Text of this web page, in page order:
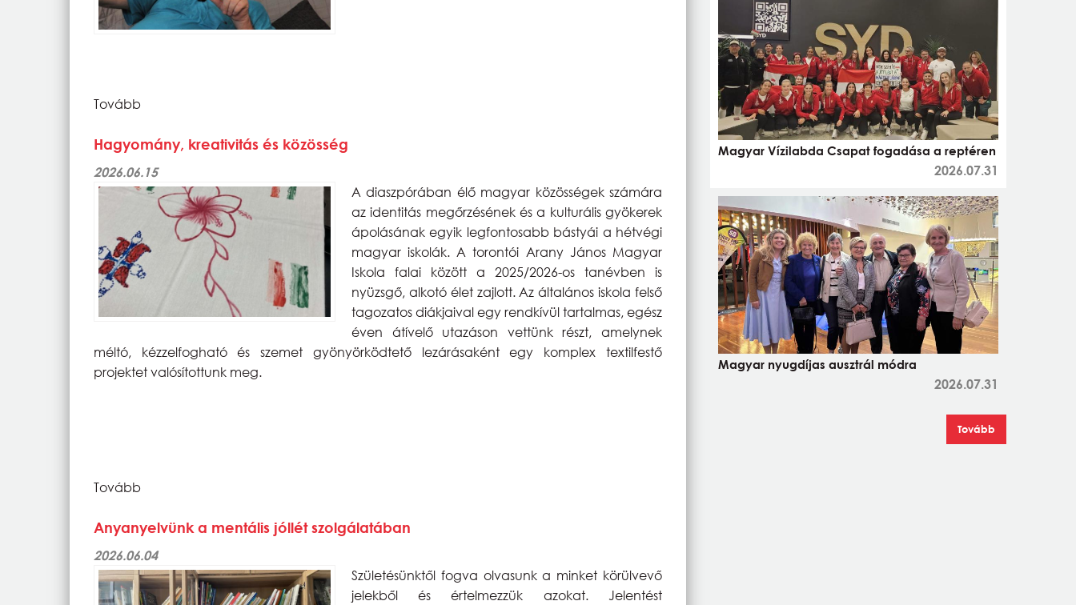
Tovább
Hagyomány, kreativitás és közösség
2026.06.15
A diaszpórában élő magyar közösségek számára
az identitás megőrzésének és a kulturális gyökerek
ápolásának egyik legfontosabb bástyái a hétvégi
magyar iskolák. A torontói Arany János Magyar
Iskola falai között a 2025/2026-os tanévben is
nyüzsgő, alkotó élet zajlott. Az általános iskola felső
tagozatos diákjaival egy rendkívül tartalmas, egész
éven átívelő utazáson vettünk részt, amelynek
méltó, kézzelfogható és szemet gyönyörködtető lezárásaként egy komplex textilfestő
projektet valósítottunk meg.
Tovább
Anyanyelvünk a mentális jóllét szolgálatában
2026.06.04
Születésünktől fogva olvasunk a minket körülvevő
jelekből és értelmezzük azokat. Jelentést
Magyar Vízilabda Csapat fogadása a reptéren
2026.07.31
Magyar nyugdíjas ausztrál módra
2026.07.31
Tovább